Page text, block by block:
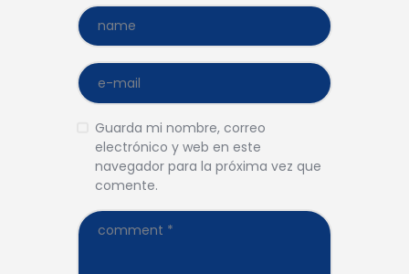
Guarda mi nombre, correo
electrónico y web en este
navegador para la próxima vez que
comente.